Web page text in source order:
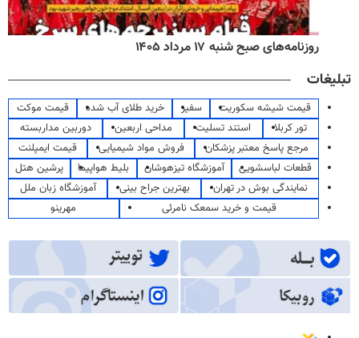
روزنامه‌های اقتصادی شنبه ۱۷ مرداد ۱۴۰۵
تبلیغات
قیمت شیشه سکوریت سفیر خرید طلای آب شده
قیمت موکت
تور کربلا
استند تسلیت مداحی اربعین
دوربین مداربسته
مرجع پاسخ معتبر پزشکان
فروش مواد شیمیایی
قیمت ایمپلنت
قطعات لباسشویی
آموزشگاه تیزهوشان بلیط هواپیما
پرشین هتل
نمایندگی بوش در تهران
بهترین جراح بینی
آموزشگاه زبان ملل
قیمت و خرید سمعک نامرئی
مهرینو